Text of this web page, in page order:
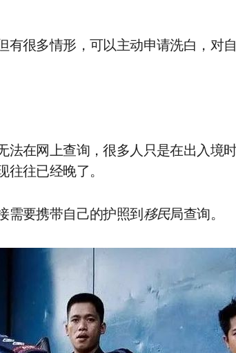
有很多情形，可以主动申请洗白，对
法在网上查询，很多人只是在出入境
往已经晚了。
需要携带自己的护照到 移民局查询。